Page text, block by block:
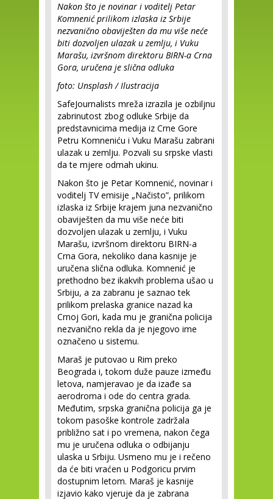
Nakon što je novinar i voditelj Petar
Komnenić prilikom izlaska iz Srbije
nezvanično obaviješten da mu više neće
biti dozvoljen ulazak u zemlju, i Vuku
Marašu, izvršnom direktoru BIRN-a Crna
Gora, uručena je slična odluka
foto: Unsplash / Ilustracija
SafeJournalists mreža izrazila je ozbiljnu
zabrinutost zbog odluke Srbije da
predstavnicima medija iz Crne Gore
Petru Komneniću i Vuku Marašu zabrani
ulazak u zemlju. Pozvali su srpske vlasti
da te mjere odmah ukinu.
Nakon što je Petar Komnenić, novinar i
voditelj TV emisije „Načisto”, prilikom
izlaska iz Srbije krajem juna nezvanično
obaviješten da mu više neće biti
dozvoljen ulazak u zemlju, i Vuku
Marašu, izvršnom direktoru BIRN-a
Crna Gora, nekoliko dana kasnije je
uručena slična odluka. Komnenić je
prethodno bez ikakvih problema ušao u
Srbiju, a za zabranu je saznao tek
prilikom prelaska granice nazad ka
Crnoj Gori, kada mu je granična policija
nezvanično rekla da je njegovo ime
označeno u sistemu.
Maraš je putovao u Rim preko
Beograda i, tokom duže pauze između
letova, namjeravao je da izađe sa
aerodroma i ode do centra grada.
Međutim, srpska granična policija ga je
tokom pasoške kontrole zadržala
približno sat i po vremena, nakon čega
mu je uručena odluka o odbijanju
ulaska u Srbiju. Usmeno mu je i rečeno
da će biti vraćen u Podgoricu prvim
dostupnim letom. Maraš je kasnije
izjavio kako vjeruje da je zabrana